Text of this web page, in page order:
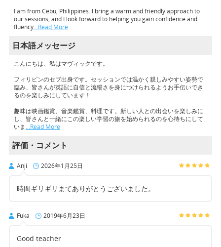
I am from Cebu, Philippines. I bring a warm and friendly approach to
our sessions, and I look forward to helping you gain confidence and
fluency…Read More
日本語メッセージ
こんにちは、私はマヴィックです。
フィリピンのセブ出身です。セッションでは温かく親しみやすい姿勢で
臨み、皆さんが英語に自信と流暢さを身につけられるようお手伝いでき
るのを楽しみにしています！
趣味は映画鑑賞、音楽鑑賞、料理です。新しい人との出会いを楽しみに
し、皆さんと一緒にこの楽しい学習の旅を始められるのを心待ちにして
いま …Read More
評価・コメント
Anji 2026年1月25日
時間ギリギリまてありがとうございました。
Fuka 2019年6月23日
Good teacher